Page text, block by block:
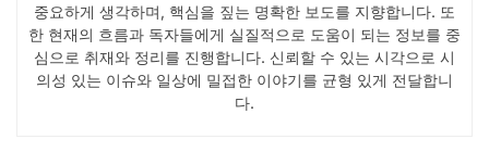
중요하게 생각하며, 핵심을 짚는 명확한 보도를 지향합니다. 또
한 현재의 흐름과 독자들에게 실질적으로 도움이 되는 정보를 중
심으로 취재와 정리를 진행합니다. 신뢰할 수 있는 시각으로 시
의성 있는 이슈와 일상에 밀접한 이야기를 균형 있게 전달합니
다.